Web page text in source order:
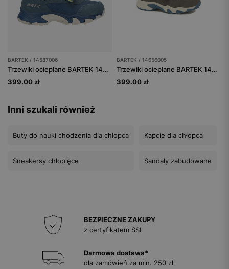
BARTEK / 14587006
Trzewiki ocieplane BARTEK 14587006, niebieski
399.00 zł
BARTEK / 14656005
Trzewiki ocieplane BARTEK 14656005, szary
399.00 zł
Inni szukali również
Buty do nauki chodzenia dla chłopca
Sneakersy chłopięce
Kapcie dla chłopca
Sandały zabudowane
BEZPIECZNE ZAKUPY
z certyfikatem SSL
Darmowa dostawa*
dla zamówień za min. 250 zł